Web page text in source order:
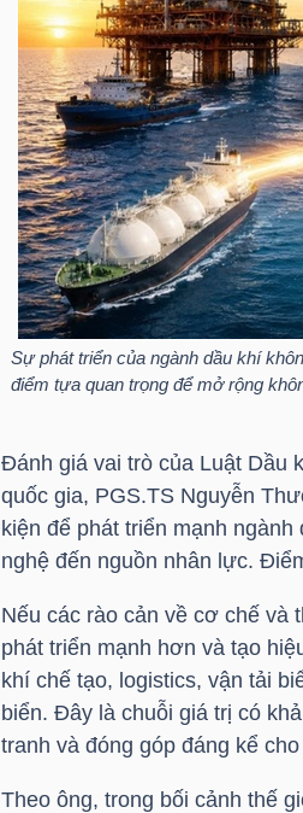
Sự phát triển của ngành dầu khí
điểm tựa quan trọng để mở rộng
Đánh giá vai trò của Luật Dầu
quốc gia, PGS.TS Nguyễn
kiện để phát triển mạnh
nghệ đến nguồn nhân lực.
Nếu các rào cản về cơ chế và
phát triển mạnh hơn và tạo
khí chế tạo, logistics, vận tải
biển. Đây là chuỗi giá trị có
tranh và đóng góp đáng kể
Theo ông, trong bối cảnh thế